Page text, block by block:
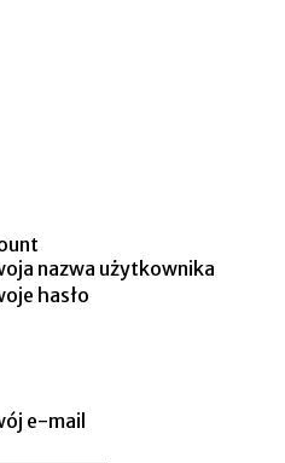
nazwa użytkownika
hasło
e-mail